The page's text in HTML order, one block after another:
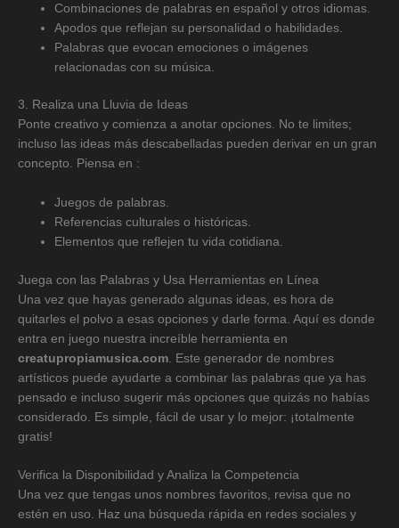
Combinaciones de palabras en español y otros idiomas.
Apodos que reflejan su personalidad o habilidades.
Palabras que evocan emociones o imágenes
relacionadas con su música.
3. Realiza una Lluvia de Ideas
Ponte creativo y comienza a anotar opciones. No te limites;
incluso las ideas más descabelladas pueden derivar en un gran
concepto. Piensa en :
Juegos de palabras.
Referencias culturales o históricas.
Elementos que reflejen tu vida cotidiana.
Juega con las Palabras y Usa Herramientas en Línea
Una vez que hayas generado algunas ideas, es hora de
quitarles el polvo a esas opciones y darle forma. Aquí es donde
entra en juego nuestra increíble herramienta en
creatupropiamusica.com . Este generador de nombres
artísticos puede ayudarte a combinar las palabras que ya has
pensado e incluso sugerir más opciones que quizás no habías
considerado. Es simple, fácil de usar y lo mejor: ¡totalmente
gratis!
Verifica la Disponibilidad y Analiza la Competencia
Una vez que tengas unos nombres favoritos, revisa que no
estén en uso. Haz una búsqueda rápida en redes sociales y